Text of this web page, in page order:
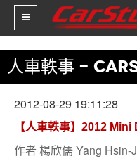
新車價格
車市新聞
賽車新聞
人車軼事 -
2012-08-29 19:11:28
【人車軼事】2012
作者 楊欣儒 Yang Hsin-